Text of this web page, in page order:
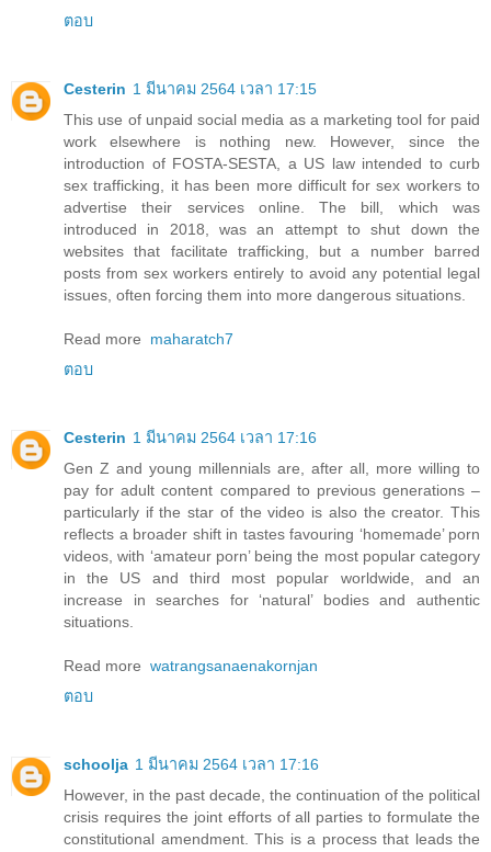
ตอบ
Cesterin 1 มีนาคม 2564 เวลา 17:15
This use of unpaid social media as a marketing tool for paid
work elsewhere is nothing new. However, since the
introduction of FOSTA-SESTA, a US law intended to curb
sex trafficking, it has been more difficult for sex workers to
advertise their services online. The bill, which was
introduced in 2018, was an attempt to shut down the
websites that facilitate trafficking, but a number barred
posts from sex workers entirely to avoid any potential legal
issues, often forcing them into more dangerous situations.
Read more maharatch7
ตอบ
Cesterin 1 มีนาคม 2564 เวลา 17:16
Gen Z and young millennials are, after all, more willing to
pay for adult content compared to previous generations –
particularly if the star of the video is also the creator. This
reflects a broader shift in tastes favouring ‘homemade’ porn
videos, with ‘amateur porn’ being the most popular category
in the US and third most popular worldwide, and an
increase in searches for ‘natural’ bodies and authentic
situations.
Read more watrangsanaenakornjan
ตอบ
schoolja 1 มีนาคม 2564 เวลา 17:16
However, in the past decade, the continuation of the political
crisis requires the joint efforts of all parties to formulate the
constitutional amendment. This is a process that leads the